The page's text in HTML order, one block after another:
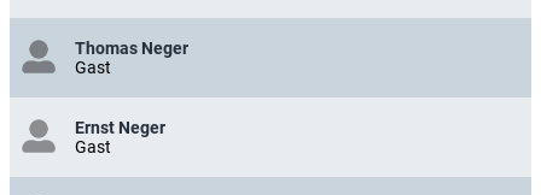
Thomas Neger
Gast
Ernst Neger
Gast